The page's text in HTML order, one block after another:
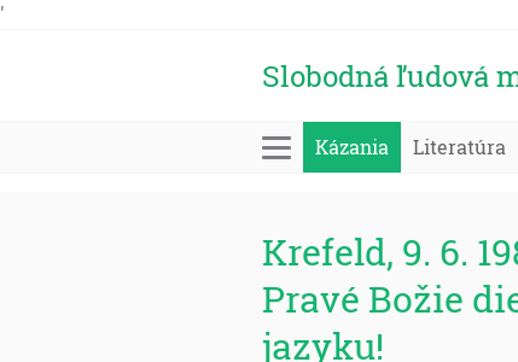
'
Slobodná ľudová
Kázania Literatúra
Krefeld, 9. 6.
Pravé Božie
jazyku!